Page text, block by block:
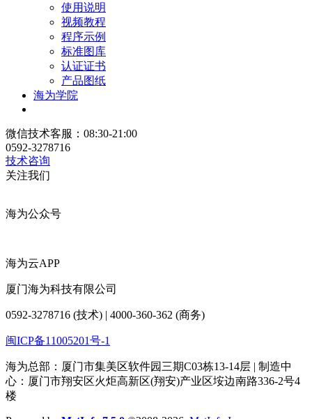
使用说明
视频教程
程序示例
标准图库
认证证书
产品图纸
海为学院
微信技术客服：08:30-21:00
0592-3278716
技术咨询
关注我们
海为公众号
海为云APP
厦门海为科技有限公司
0592-3278716 (技术) | 4000-360-362 (商务)
闽ICP备11005201号-1
海为总部：厦门市集美区软件园三期C03栋13-14层 | 制造中
心：厦门市翔安区火炬高新区(翔安)产业区垵边南路336-2号4
楼